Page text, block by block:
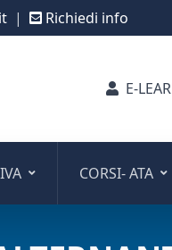
| Richiedi info
E-
CORSI- ATA